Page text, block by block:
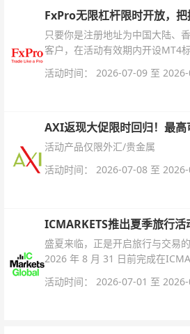
FxPro无限杠杆限时开放，
只要你是注册地址为中国大陆、
客户，在活动有效期内开设MT4
活动时间： 2026-07-09 至
AXI返现大促限时回归！最高
活动产品仅限外汇/贵金属
活动时间： 2026-07-08 至
ICMARKETS推出夏季旅行活
盛夏来临，正是开启旅行与交易
2026 年 8 月 31 日前完成在
活动时间： 2026-07-01 至 2026-